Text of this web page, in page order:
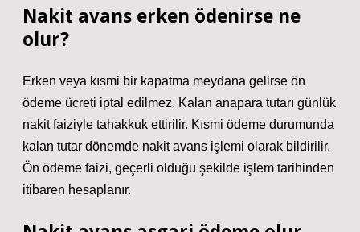
Nakit avans erken ödenirse ne
olur?
Erken veya kısmi bir kapatma meydana gelirse ön
ödeme ücreti iptal edilmez. Kalan anapara tutarı günlük
nakit faiziyle tahakkuk ettirilir. Kısmi ödeme durumunda
kalan tutar dönemde nakit avans işlemi olarak bildirilir.
Ön ödeme faizi, geçerli olduğu şekilde işlem tarihinden
itibaren hesaplanır.